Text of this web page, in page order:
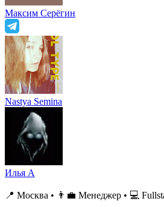
Максим Серёгин
Nastya Semina
Илья A
📍 Москва • 👨‍💼 Менеджер • 💻